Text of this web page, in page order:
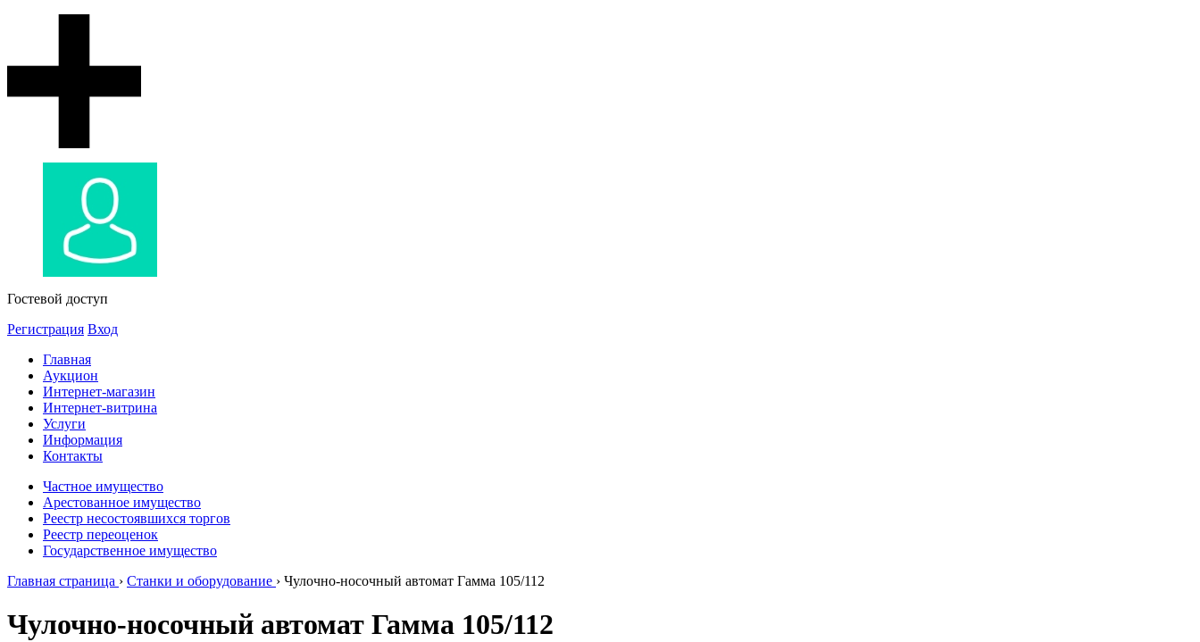
Гостевой доступ
Регистрация Вход
Главная
Аукцион
Интернет-магазин
Интернет-витрина
Услуги
Информация
Контакты
Частное имущество
Арестованное имущество
Реестр несостоявшихся торгов
Реестр переоценок
Государственное имущество
Главная страница › Станки и оборудование › Чулочно-носочный автомат Гамма 105/112
Чулочно-носочный автомат Гамма 105/112